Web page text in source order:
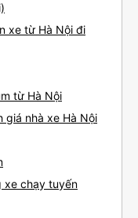
xe từ Hà Nội đi
từ Hà Nội
giá nhà xe Hà Nội
xe chạy tuyến